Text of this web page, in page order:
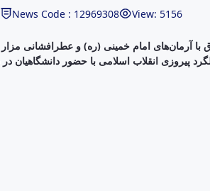
News Code : 12969308 View: 5156
با آرمان‌های امام خمینی (ره) و عطرافشانی